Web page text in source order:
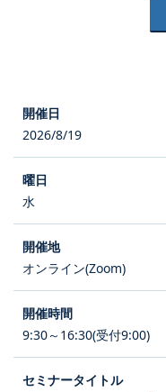
2026/8/19
水
オンライン(Zoom)
9:30～16:30(受付9:00)